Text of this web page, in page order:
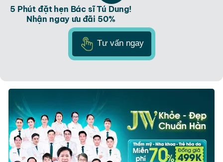
Xem thêm bài viết thịnh hành
5 Phút đặt hẹn Bác sĩ Tú Dung!
Nhận ngay ưu đãi 50%
Tư vấn ngay